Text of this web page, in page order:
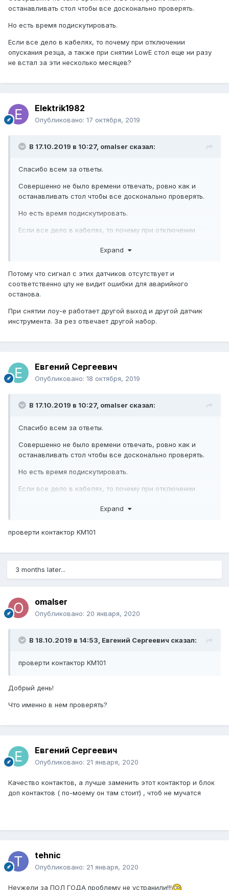
останавливать стол чтобы все досконально проверять.
Но есть время подискутировать.
Если все дело в кабелях, то почему при отключении
опускания резца, а также при снятии LowE стол еще ни разу
не встал за эти несколько месяцев?
Elektrik1982
Опубликовано: 17 октября, 2019
В 17.10.2019 в 10:27, omalser сказал:
Спасибо всем за ответы.
Совершенно не было времени отвечать, ровно как и
останавливать стол чтобы все досконально проверять.
Но есть время подискутировать.
Если все дело в кабелях, то почему при отключении
разу не встал за эти несколько месяцев
Expand
Потому что сигнал с этих датчиков отсутствует и
соответственно цпу не видит ошибки для аварийного
останова.
При снятии лоу-е работает другой выход и другой датчик
инструмента. За рез отвечает другой набор.
Евгений Сергеевич
Опубликовано: 18 октября, 2019
В 17.10.2019 в 10:27, omalser сказал:
Спасибо всем за ответы.
Совершенно не было времени отвечать, ровно как и
останавливать стол чтобы все досконально проверять.
Но есть время подискутировать.
Если все дело в кабелях, то почему при отключении
разу не встал за эти несколько месяцев?
Expand
проверти контактор KM101
3 months later...
omalser
Опубликовано: 20 января, 2020
В 18.10.2019 в 14:53, Евгений Сергеевич сказал:
проверти контактор KM101
Добрый день!
Что именно в нем проверять?
Евгений Сергеевич
Опубликовано: 21 января, 2020
Качество контактов, а лучше заменить этот контактор и блок
доп контактов ( по-моему он там стоит) , чтоб не мучатся
tehnic
Опубликовано: 21 января, 2020
Неужели за ПОЛ ГОДА проблему не устранили!!!